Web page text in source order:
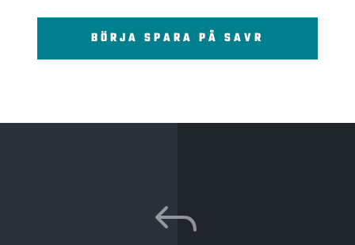
BÖRJA SPARA PÅ SAVR
J